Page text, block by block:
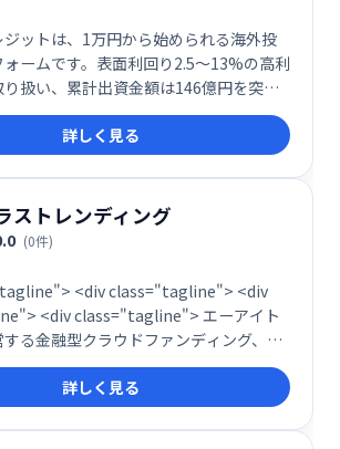
ットは、1万円から始められる海外投
ームです。表面利回り2.5～13%の高利
扱い、累計出資金額は146億円を突
パクト投資にも取り組んでおり、海外成
通じて魅力的なリターンと社会貢献を
。
詳しく見る
ストレンディング
(0件)
<div class="tagline"> <div
<div class="tagline"> エーアイト
る金融型クラウドファンディング、ソ
ディングサービス トラストレンディン
の少額投資が可能。目標運用利回り
。会員登録、維持手数料無料。 </div>
</div>
詳しく見る